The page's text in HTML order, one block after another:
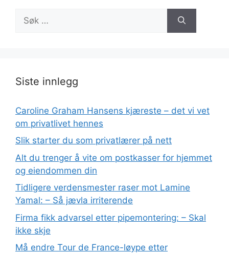
etter:
Siste innlegg
Caroline Graham Hansens kjæreste – det vi vet
om privatlivet hennes
Slik starter du som privatlærer på nett
Alt du trenger å vite om postkasser for hjemmet
og eiendommen din
Tidligere verdensmester raser mot Lamine
Yamal: – Så jævla irriterende
Firma fikk advarsel etter pipemontering: – Skal
ikke skje
Må endre Tour de France-løype etter